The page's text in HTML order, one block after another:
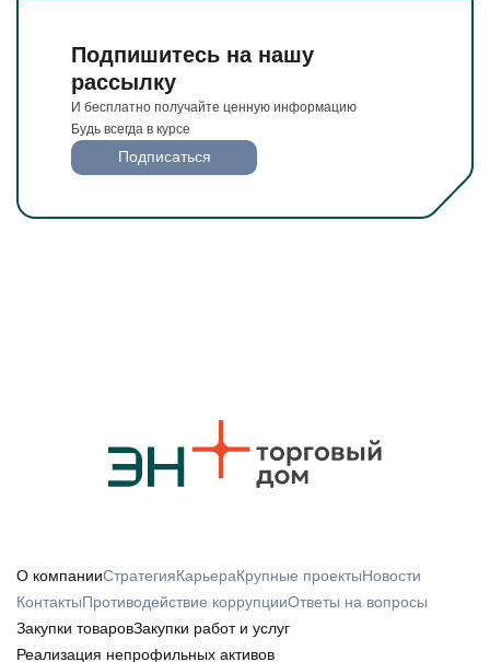
Подпишитесь на нашу
рассылку
И бесплатно получайте ценную информацию
Будь всегда в курсе
Подписаться
О компанииСтратегияКарьераКрупные проектыНовости
КонтактыПротиводействие коррупцииОтветы на вопросы
Закупки товаровЗакупки работ и услуг
Реализация непрофильных активов